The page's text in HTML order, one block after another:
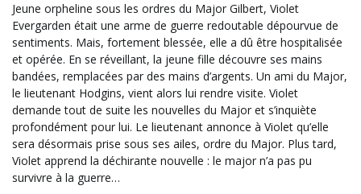
Jeune orpheline sous les ordres du Major Gilbert, Violet
Evergarden était une arme de guerre redoutable dépourvue de
sentiments. Mais, fortement blessée, elle a dû être hospitalisée
et opérée. En se réveillant, la jeune fille découvre ses mains
bandées, remplacées par des mains d’argents. Un ami du Major,
le lieutenant Hodgins, vient alors lui rendre visite. Violet
demande tout de suite les nouvelles du Major et s’inquiète
profondément pour lui. Le lieutenant annonce à Violet qu’elle
sera désormais prise sous ses ailes, ordre du Major. Plus tard,
Violet apprend la déchirante nouvelle : le major n’a pas pu
survivre à la guerre…